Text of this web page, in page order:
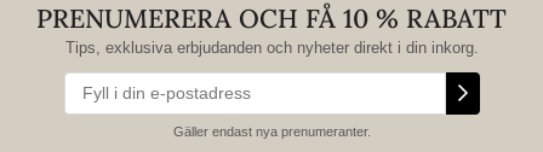
PRENUMERERA OCH FÅ 10 % RABATT
Tips, exklusiva erbjudanden och nyheter direkt i din inkorg.
Gäller endast nya prenumeranter.